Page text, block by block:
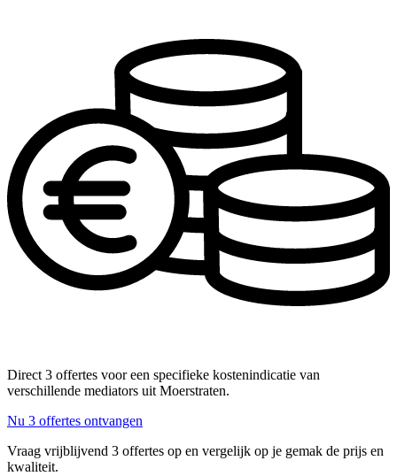
Direct 3 offertes voor een specifieke kostenindicatie van
verschillende mediators uit Moerstraten.
Nu 3 offertes ontvangen
Vraag vrijblijvend 3 offertes op en vergelijk op je gemak de prijs en
kwaliteit.